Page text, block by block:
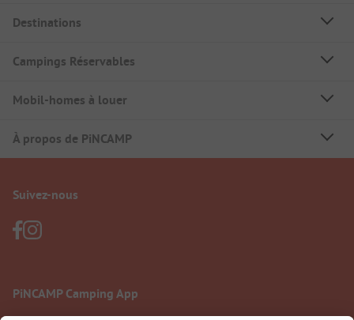
Destinations
Campings Réservables
Mobil-homes à louer
À propos de PiNCAMP
Suivez-nous
PiNCAMP Camping App